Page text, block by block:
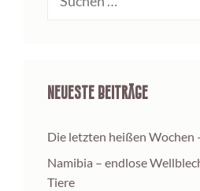
nach:
Neueste Beiträge
Die letzten heißen Wochen
Namibia – endlose
Tiere